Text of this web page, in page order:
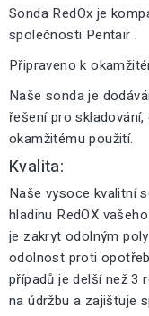
Sonda RedOx je
společnosti Pentair .
Připraveno k
Naše sonda je
řešení pro
okamžitému použití.
Kvalita:
Naše vysoce kvalitní
hladinu RedOX
je zakryt odolným
odolnost proti
případů je delší než 3
na údržbu a zajišťuje